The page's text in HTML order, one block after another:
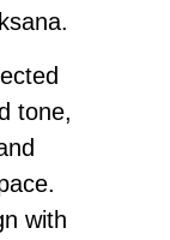
tone,
with